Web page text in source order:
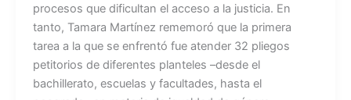
procesos que dificultan el acceso a la justicia. En
tanto, Tamara Martínez rememoró que la primera
tarea a la que se enfrentó fue atender 32 pliegos
petitorios de diferentes planteles –desde el
bachillerato, escuelas y facultades, hasta el